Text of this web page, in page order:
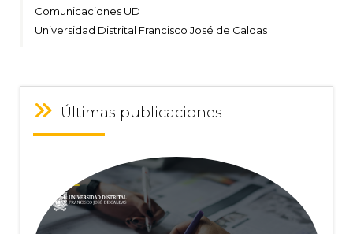
Comunicaciones UD
Universidad Distrital Francisco José de Caldas
Últimas publicaciones